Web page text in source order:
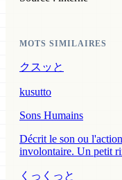
MOTS SIMILAIRES
クスッと
kusutto
Sons Humains
Décrit le son ou
involontaire. Un petit
くっくっと